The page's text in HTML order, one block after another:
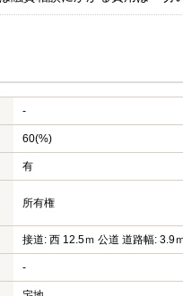
-
60(%)
有
所有権
接道: 西 12.5ｍ 公道 道路幅: 3.9
-